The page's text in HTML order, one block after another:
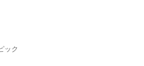
ック